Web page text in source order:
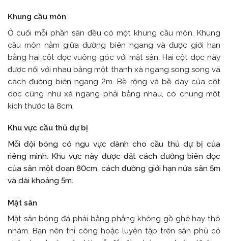
Khung cầu môn
Ở cuối mỗi phần sân đều có một khung cầu môn. Khung
cầu môn nằm giữa đường biên ngang và được giới hạn
bằng hai cột dọc vuông góc với mặt sân. Hai cột dọc này
được nối với nhau bằng một thanh xà ngang song song và
cách đường biên ngang 2m. Bề rộng và bề dày của cột
dọc cũng như xà ngang phải bằng nhau, có chung một
kích thước là 8cm.
Khu vực cầu thủ dự bị
Mỗi đội bóng có ngu vực dành cho cầu thủ dự bị của
riêng mình. Khu vực này được đặt cách đường biên dọc
của sân một đoạn 80cm, cách đường giới hạn nửa sân 5m
và dài khoảng 5m.
Mặt sân
Mặt sân bóng đá phải bằng phẳng không gồ ghê hay thô
nhám. Bạn nên thi công hoặc luyện tập trên sân phủ cỏ